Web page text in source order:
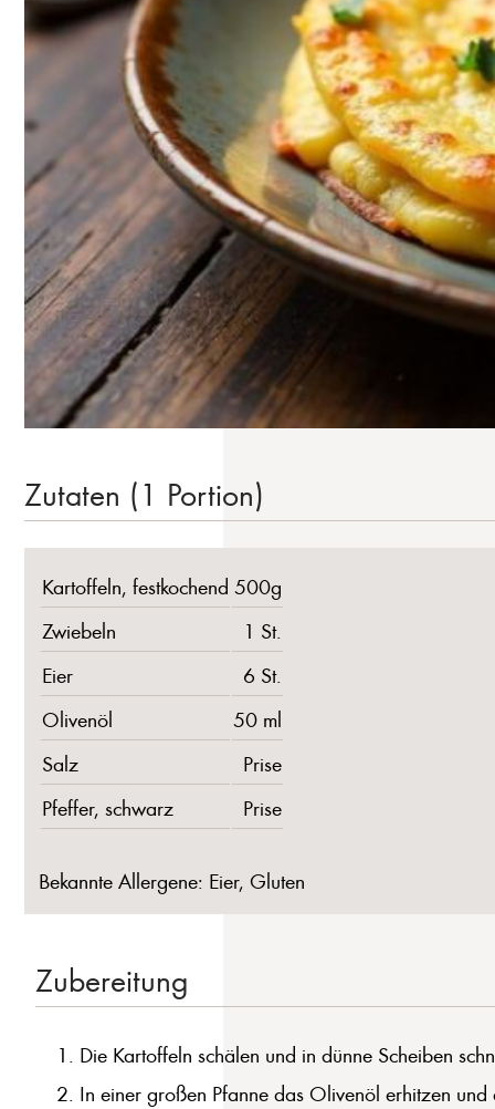
Zutaten (1 Portion)
Kartoffeln, festkochend 500g
Zwiebeln
1 St.
Eier
6 St.
Olivenöl
50 ml
Salz
Prise
Pfeffer, schwarz
Prise
Bekannte Allergene: Eier, Gluten
Zubereitung
Die Kartoffeln schälen und in dünne Scheiben
In einer großen Pfanne das Olivenöl erhitzen